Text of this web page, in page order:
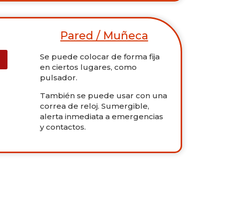
Pared / Muñeca
Se puede colocar de forma fija
en ciertos lugares, como
pulsador.
También se puede usar con una
correa de reloj. Sumergible,
alerta inmediata a emergencias
y contactos.